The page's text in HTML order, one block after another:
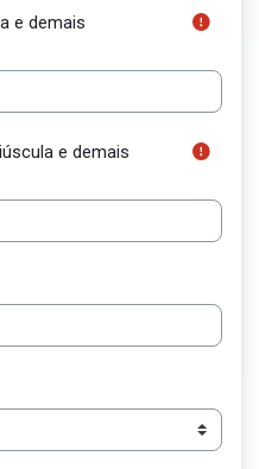
e demais
e demais